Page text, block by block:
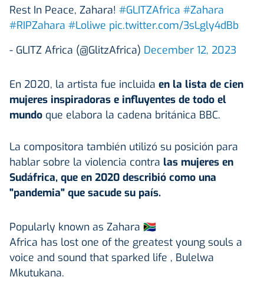
Rest In Peace, Zahara! #GLITZAfrica #Zahara
#RIPZahara #Loliwe pic.twitter.com/3sLgly4dBb
- GLITZ Africa (@GlitzAfrica) December 12, 2023
En 2020, la artista fue incluida en la lista de cien
mujeres inspiradoras e influyentes de todo el
mundo que elabora la cadena británica BBC.
La compositora también utilizó su posición para
hablar sobre la violencia contra las mujeres en
Sudáfrica, que en 2020 describió como una
"pandemia" que sacude su país.
Popularly known as Zahara 🇿🇦
Africa has lost one of the greatest young souls a
voice and sound that sparked life , Bulelwa
Mkutukana.